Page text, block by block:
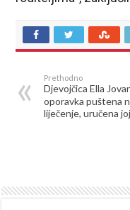
Prethodno
Djevojčica Ella
oporavka puštena
liječenje, uručena